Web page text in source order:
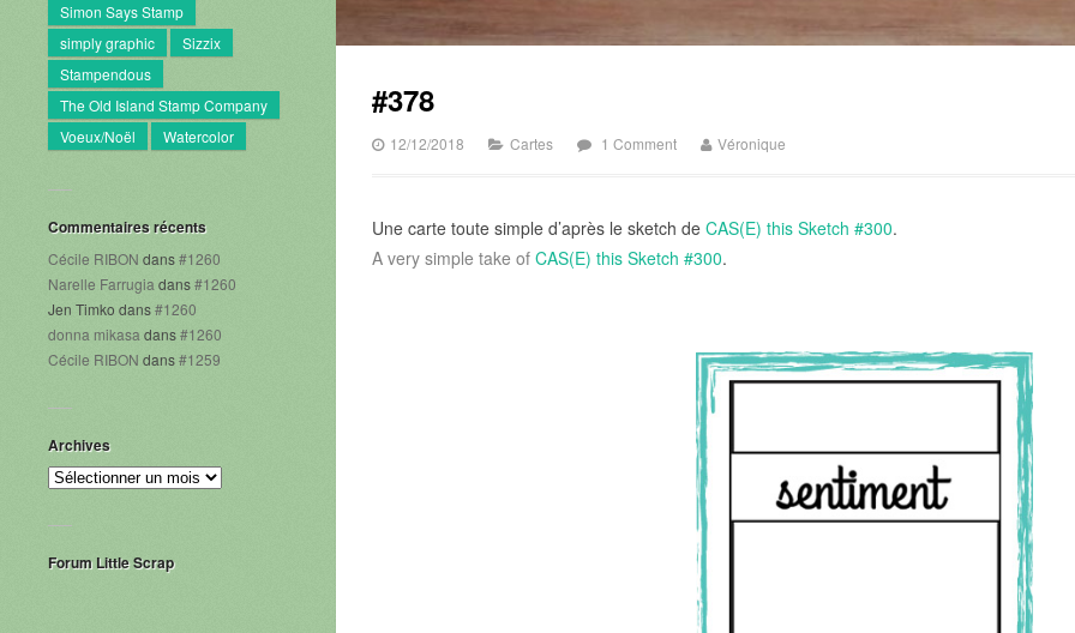
Simon Says Stamp
simply graphic
Sizzix
Stampendous
The Old Island Stamp Company
Voeux/Noël
Watercolor
Commentaires récents
Cécile RIBON dans#1260
Narelle Farrugia dans#1260
Jen Timko dans#1260
donna mikasa dans#1260
Cécile RIBON dans#1259
Archives
Archives
Forum Little Scrap
#378
12/12/2018 Cartes 1 Comment Véronique
Une carte toute simple d’après le sketch de CAS(E) this Sketch #300.
A very simple take of CAS(E) this Sketch #300.